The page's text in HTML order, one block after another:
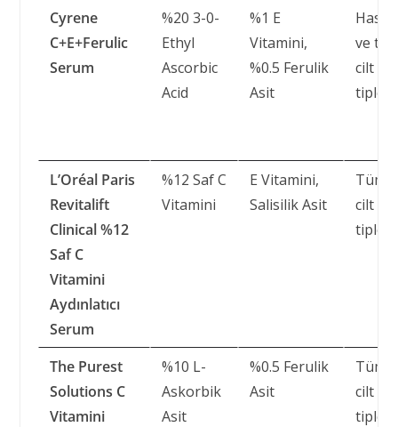
Cyrene
C+E+Ferulic
Serum
%20 3-0-
Ethyl
Ascorbic
Acid
%1 E
Vitamini,
%0.5 Ferulik
Asit
ve
cilt
tipleri
L’Oréal Paris
Revitalift
Clinical %12
Saf C
Vitamini
Aydınlatıcı
Serum
%12 Saf C
Vitamini
E Vitamini,
Salisilik Asit
Tüm
cilt
tipleri
The Purest
Solutions C
Vitamini
%10 L-
Askorbik
Asit
%0.5 Ferulik
Asit
Tüm
cilt
tipleri